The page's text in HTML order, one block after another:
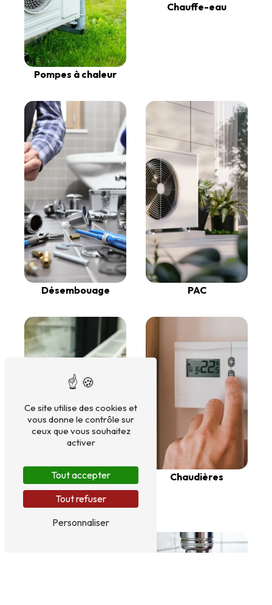
Pompes à chaleur
Chauffe-eau
Désembouage PAC
Radiateurs
Chaudières
Ce site utilise des cookies et
vous donne le contrôle sur
ceux que vous souhaitez
activer
Tout accepter
Tout refuser
Personnaliser